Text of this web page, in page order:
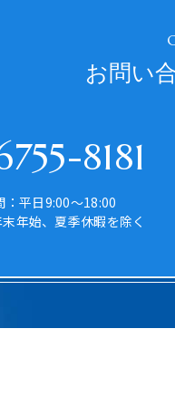
お問い
8181
：平日9:00～18:00
年始、夏季休暇を除く